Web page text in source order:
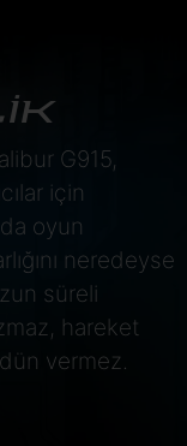
G915,
için
oyun
neredeyse
süreli
hareket
vermez.